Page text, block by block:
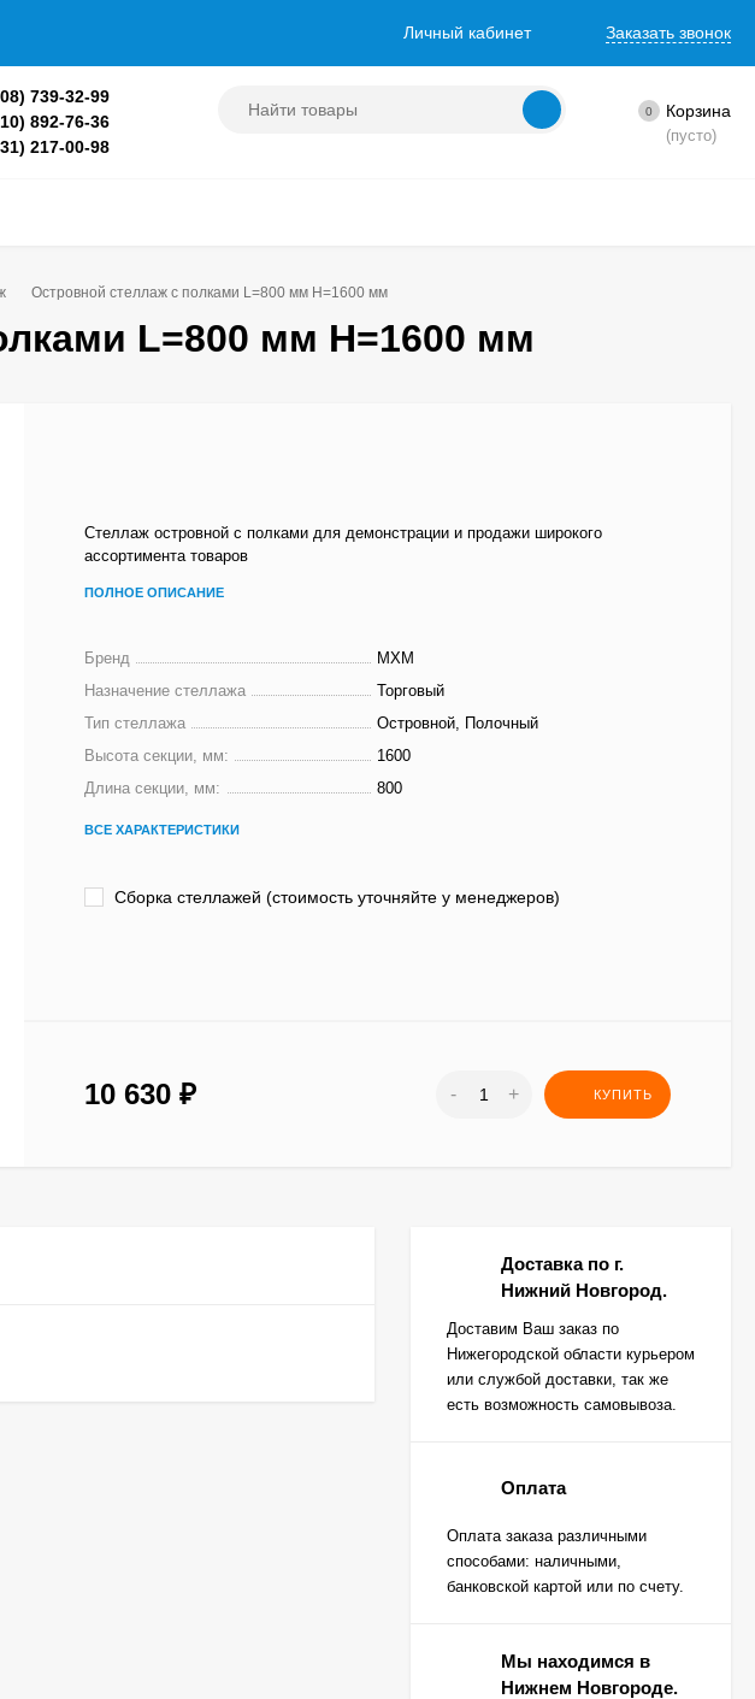
Личный кабинет Заказать звонок
739-32-99
892-76-36
217-00-98
0 Корзина
(пусто)
Островной стеллаж с полками L=800 мм H=1600 мм
L=800 мм H=1600 мм
Стеллаж островной с полками для демонстрации и продажи широкого
ассортимента товаров
ПОЛНОЕ ОПИСАНИЕ
Бренд
МХМ
Назначение стеллажа
Торговый
Тип стеллажа
Островной, Полочный
Высота секции, мм:
1600
Длина секции, мм:
800
ВСЕ ХАРАКТЕРИСТИКИ
Сборка стеллажей (стоимость уточняйте у менеджеров)
10 630₽ - + КУПИТЬ
Доставка по г.
Нижний Новгород.
Доставим Ваш заказ по
Нижегородской области курьером
или службой доставки, так же
есть возможность самовывоза.
Оплата
Оплата заказа различными
способами: наличными,
банковской картой или по счету.
Мы находимся в
Нижнем Новгороде.